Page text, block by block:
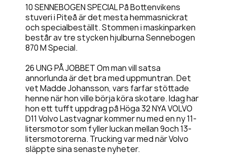
10 SENNEBOGEN SPECIAL På Bottenvikens
stuveri i Piteå är det mesta hemmasnickrat
och specialbeställt. Stommen i maskinparken
består av tre stycken hjulburna Sennebogen
870 M Special.
26 UNG PÅ JOBBET Om man vill satsa
annorlunda är det bra med uppmuntran. Det
vet Madde Johansson, vars farfar stöttade
henne när hon ville börja köra skotare. Idag har
hon ett tufft uppdrag på Höga 32 NYA VOLVO
D11 Volvo Lastvagnar kommer nu med en ny 11-
litersmotor som fyller luckan mellan 9och 13-
litersmotorerna. Trucking var med när Volvo
släppte sina senaste nyheter.